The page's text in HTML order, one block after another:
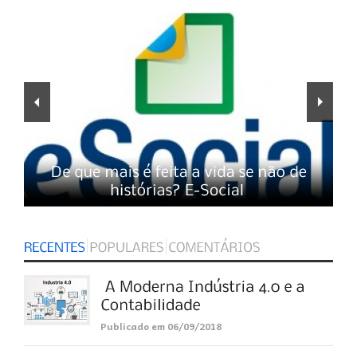
Publicado em 06/09/2018